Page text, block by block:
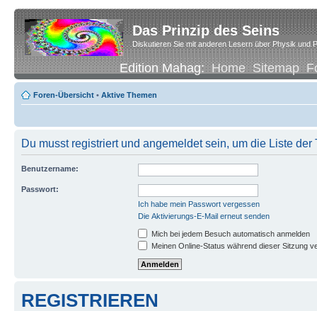
Das Prinzip des Seins
Diskutieren Sie mit anderen Lesern über Physik und
Edition Mahag:Home Sitemap
Foren-Übersicht • Aktive Themen
Du musst registriert und angemeldet sein, um die Liste
Benutzername:
Passwort:
Ich habe mein Passwort vergessen
Die Aktivierungs-E-Mail erneut senden
Mich bei jedem Besuch automatisch anmelden
Meinen Online-Status während dieser Sitzung
REGISTRIEREN